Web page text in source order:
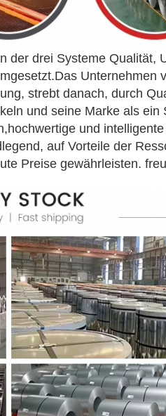
der drei Systeme Qualität,
Unternehmen
strebt danach, durch
und seine Marke als ein
und
auf Vorteile der
Preise gewährleisten.